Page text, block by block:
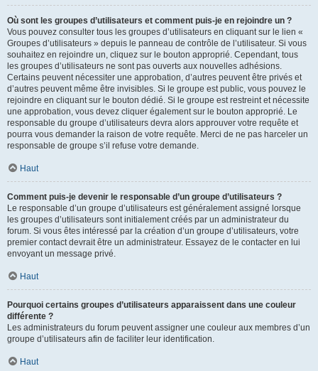
Où sont les groupes d’utilisateurs et comment puis-je en rejoindre un ?
Vous pouvez consulter tous les groupes d’utilisateurs en cliquant sur le lien «
Groupes d’utilisateurs » depuis le panneau de contrôle de l’utilisateur. Si vous
souhaitez en rejoindre un, cliquez sur le bouton approprié. Cependant, tous
les groupes d’utilisateurs ne sont pas ouverts aux nouvelles adhésions.
Certains peuvent nécessiter une approbation, d’autres peuvent être privés et
d’autres peuvent même être invisibles. Si le groupe est public, vous pouvez le
rejoindre en cliquant sur le bouton dédié. Si le groupe est restreint et nécessite
une approbation, vous devez cliquer également sur le bouton approprié. Le
responsable du groupe d’utilisateurs devra alors approuver votre requête et
pourra vous demander la raison de votre requête. Merci de ne pas harceler un
responsable de groupe s’il refuse votre demande.
Haut
Comment puis-je devenir le responsable d’un groupe d’utilisateurs ?
Le responsable d’un groupe d’utilisateurs est généralement assigné lorsque
les groupes d’utilisateurs sont initialement créés par un administrateur du
forum. Si vous êtes intéressé par la création d’un groupe d’utilisateurs, votre
premier contact devrait être un administrateur. Essayez de le contacter en lui
envoyant un message privé.
Haut
Pourquoi certains groupes d’utilisateurs apparaissent dans une couleur
différente ?
Les administrateurs du forum peuvent assigner une couleur aux membres d’un
groupe d’utilisateurs afin de faciliter leur identification.
Haut